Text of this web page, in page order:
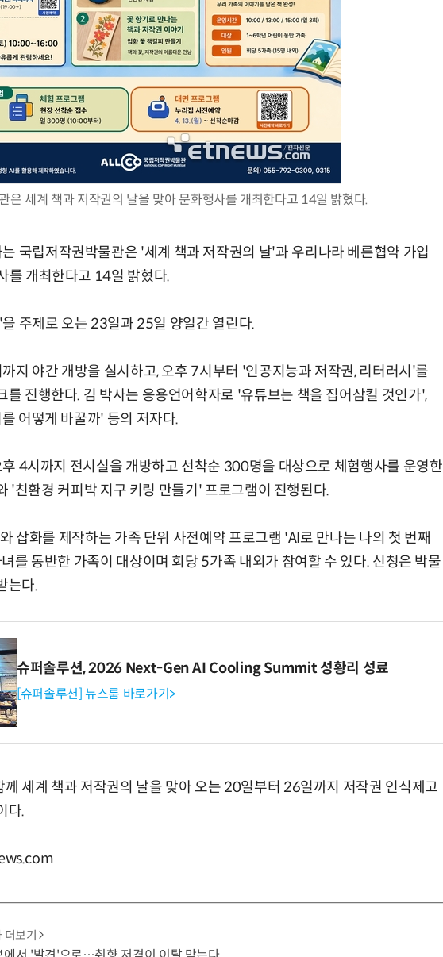
은 세계 책과 저작권의 날을 맞아 문화행사를 개최한다고 14일 밝혔다.
국립저작권박물관은 '세계 책과 저작권의 날'과 우리나라 베른협약 가입
를 개최한다고 14일 밝혔다.
주제로 오는 23일과 25일 양일간 열린다.
지 야간 개방을 실시하고, 오후 7시부터 '인공지능과 저작권, 리터러시'를
를 진행한다. 김 박사는 응용언어학자로 '유튜브는 책을 집어삼킬 것인가',
어떻게 바꿀까' 등의 저자다.
4시까지 전시실을 개방하고 선착순 300명을 대상으로 체험행사를 운영한
'친환경 커피박 지구 키링 만들기' 프로그램이 진행된다.
삽화를 제작하는 가족 단위 사전예약 프로그램 'AI로 만나는 나의 첫 번째
를 동반한 가족이 대상이며 회당 5가족 내외가 참여할 수 있다. 신청은 박물
는다.
슈퍼솔루션, 2026 Next-Gen AI Cooling Summit 성황리 성료
[슈퍼솔루션] 뉴스룸 바로가기>
세계 책과 저작권의 날을 맞아 오는 20일부터 26일까지 저작권 인식제고
다.
더보기